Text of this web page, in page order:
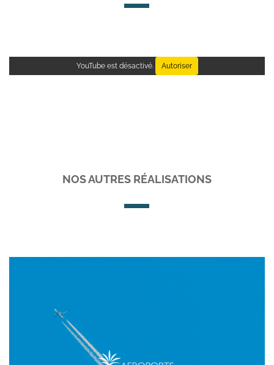
YouTube est désactivé. Autoriser
NOS AUTRES RÉALISATIONS